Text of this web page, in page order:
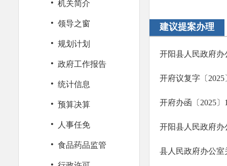
机关简介
· 领导之窗
· 规划计划
· 政府工作报告
· 统计信息
· 预算决算
· 人事任免
· 食品药品监管
建议提案办理
县人民政府办公室